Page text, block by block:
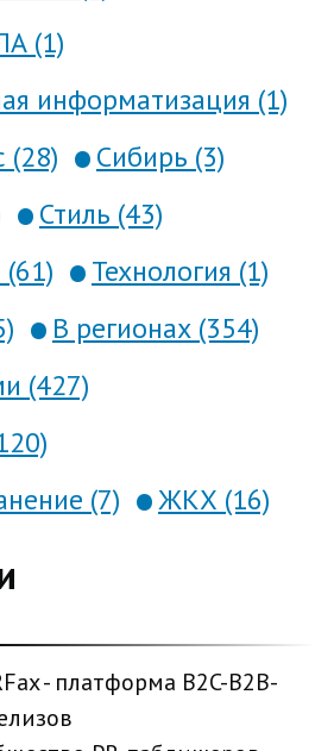
(1)
информатизация (1)
(28)
Сибирь (3)
Стиль (43)
(61)
Технология (1)
В регионах (354)
(427)
(7)
ЖКХ (16)
- платформа B2C-B2B-